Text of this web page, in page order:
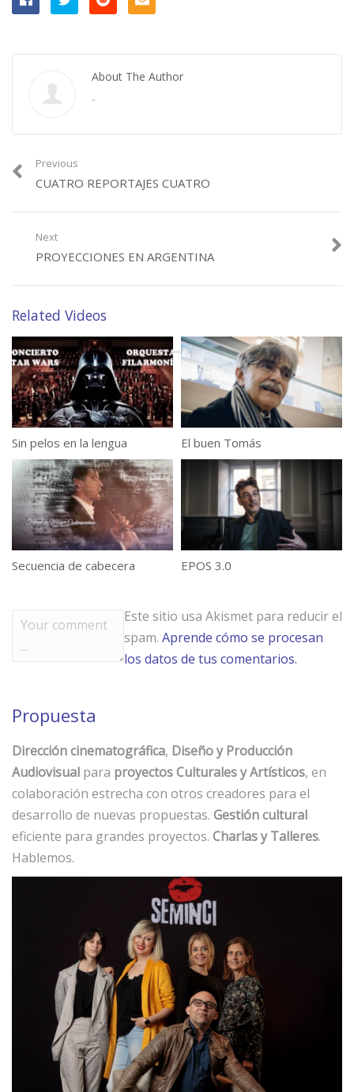
About The Author
-
Previous
CUATRO REPORTAJES CUATRO
Next
PROYECCIONES EN ARGENTINA
Related Videos
Sin pelos en la lengua El buen Tomás
Secuencia de cabecera EPOS 3.0
Este sitio usa Akismet para reducir el
spam. Aprende cómo se procesan
los datos de tus comentarios.
Propuesta
Dirección cinematográfica, Diseño y Producción
Audiovisual para proyectos Culturales y Artísticos, en
colaboración estrecha con otros creadores para el
desarrollo de nuevas propuestas. Gestión cultural
eficiente para grandes proyectos. Charlas y Talleres.
Hablemos.